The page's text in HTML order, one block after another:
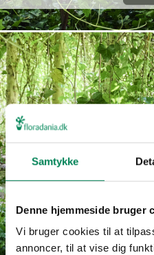
Samtykke
Denne hjemmeside bruger
Vi bruger cookies til at
annoncer, til at vise dig